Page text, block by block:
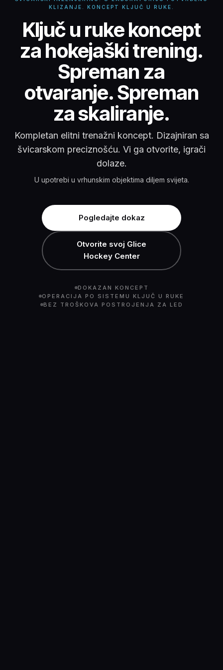
KLIZANJE. KONCEPT KLJUČ U RUKE.
Ključ u ruke koncept
Ključ u ruke koncept
za hokejaški trening.
Spreman za
otvaranje. Spreman
za skaliranje.
Kompletan elitni trenažni koncept. Dizajniran sa
švicarskom preciznošću. Vi ga otvorite, igrači
dolaze.
U upotrebi u vrhunskim objektima diljem svijeta.
Pogledajte dokaz
Otvorite svoj Glice
Hockey Center
DOKAZAN KONCEPT
OPERACIJA PO SISTEMU KLJUČ U RUKE
BEZ TROŠKOVA POSTROJENJA ZA LED